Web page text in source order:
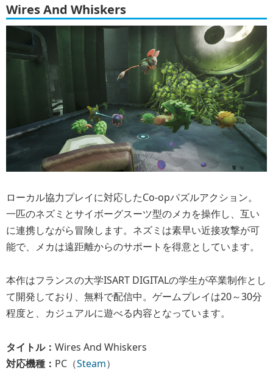
Wires And Whiskers
ローカル協力プレイに対応したCo-opパズルアクション。
一匹のネズミとサイボーグスーツ型のメカを操作し、互い
に連携しながら冒険します。ネズミは素早い近接攻撃が可
能で、メカは遠距離からのサポートを得意としています。
本作はフランスの大学ISART DIGITALの学生が卒業制作とし
て開発しており、無料で配信中。ゲームプレイは20～30分
程度と、カジュアルに遊べる内容となっています。
タイトル： Wires And Whiskers
対応機種： PC（Steam）